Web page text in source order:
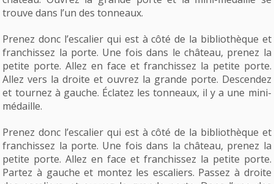
trouve dans l’un des tonneaux.
Prenez donc l’escalier qui est à côté de la bibliothèque et
franchissez la porte. Une fois dans le château, prenez la
petite porte. Allez en face et franchissez la petite porte.
Allez vers la droite et ouvrez la grande porte. Descendez
et tournez à gauche. Éclatez les tonneaux, il y a une mini-
médaille.
Prenez donc l’escalier qui est à côté de la bibliothèque et
franchissez la porte. Une fois dans la château, prenez la
petite porte. Allez en face et franchissez la petite porte.
Partez à gauche et montez les escaliers. Passez à droite